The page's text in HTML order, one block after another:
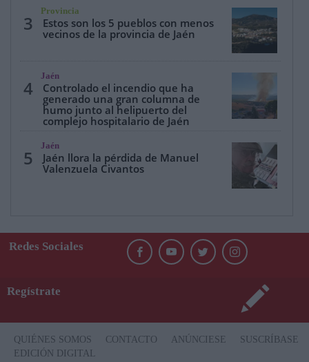
3
Provincia
Estos son los 5 pueblos con menos
vecinos de la provincia de Jaén
4
Jaén
Controlado el incendio que ha
generado una gran columna de
humo junto al helipuerto del
complejo hospitalario de Jaén
5
Jaén
Jaén llora la pérdida de Manuel
Valenzuela Civantos
Redes Sociales
Regístrate
QUIÉNES SOMOS CONTACTO ANÚNCIESE
SUSCRÍBASE
EDICIÓN DIGITAL